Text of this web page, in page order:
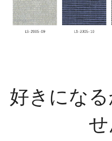
好きにな